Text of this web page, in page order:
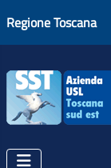
Regione Toscana